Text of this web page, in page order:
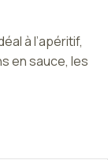
à l’apéritif,
en sauce, les